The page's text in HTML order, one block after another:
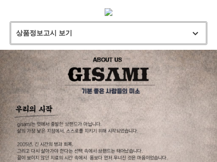
상품정보고시 보기